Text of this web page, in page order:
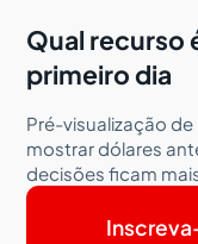
Qual recurso
primeiro dia
Pré-visualização
mostrar dólares
decisões ficam